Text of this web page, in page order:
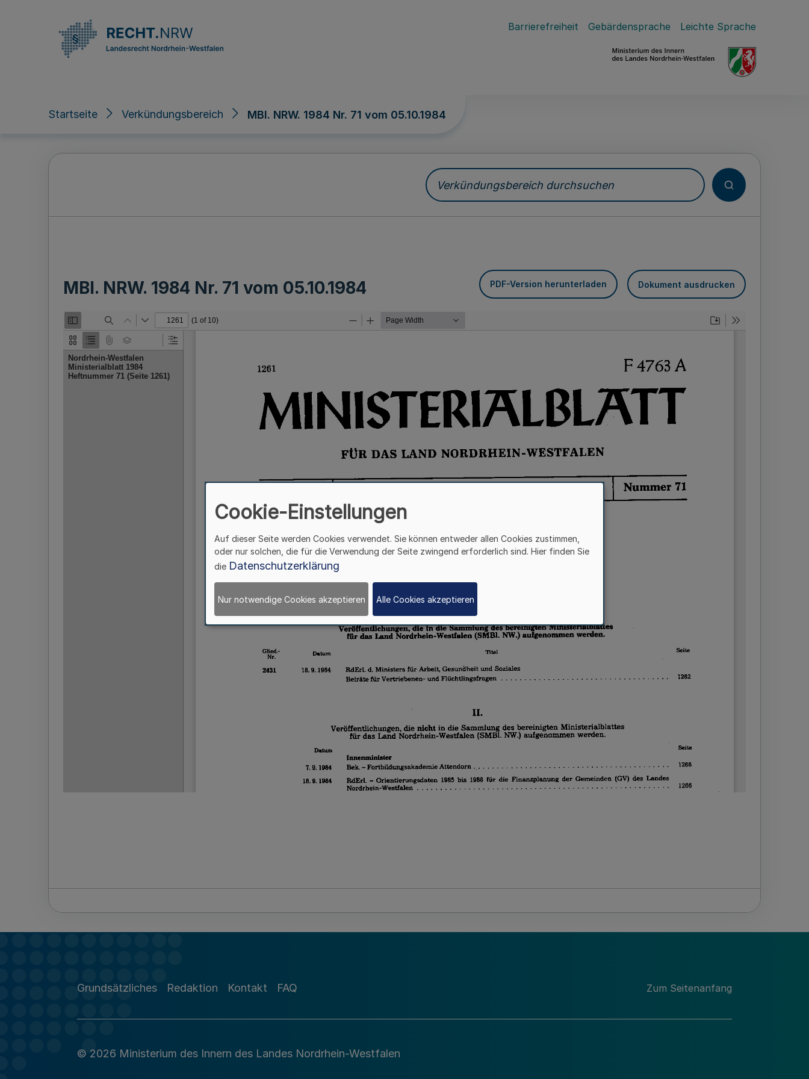
Barrierefreiheit Gebärdensprache Leichte Sprache
Startseite Verkündungsbereich MBl. NRW. 1984 Nr. 71 vom 05.10.1984
Verkündungsbereich durchsuchen
MBl. NRW. 1984 Nr. 71 vom 05.10.1984 PDF-Version herunterladen Dokument ausdrucken
Grundsätzliches Redaktion Kontakt FAQ Zum Seitenanfang
© 2026 Ministerium des Innern des Landes Nordrhein-Westfalen
Cookie-Einstellungen
Auf dieser Seite werden Cookies verwendet. Sie können entweder allen Cookies zustimmen,
oder nur solchen, die für die Verwendung der Seite zwingend erforderlich sind. Hier finden Sie
die Datenschutzerklärung
Nur notwendige Cookies akzeptieren Alle Cookies akzeptieren